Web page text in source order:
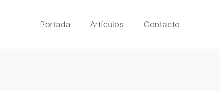
Portada Artículos Contacto